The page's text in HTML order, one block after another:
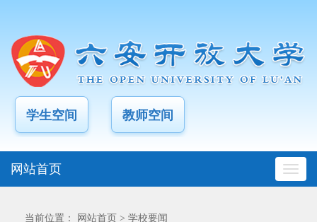
学生空间 教师空间
网站首页
当前位置： 网站首页 > 学校要闻